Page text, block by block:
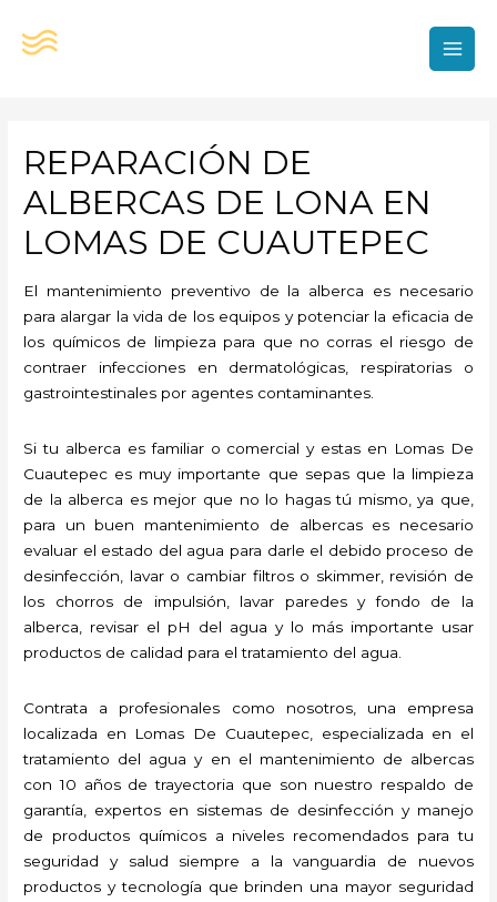
REPARACIÓN DE
ALBERCAS DE LONA EN
LOMAS DE CUAUTEPEC
El mantenimiento preventivo de la alberca es necesario
para alargar la vida de los equipos y potenciar la eficacia de
los químicos de limpieza para que no corras el riesgo de
contraer infecciones en dermatológicas, respiratorias o
gastrointestinales por agentes contaminantes.
Si tu alberca es familiar o comercial y estas en Lomas De
Cuautepec es muy importante que sepas que la limpieza
de la alberca es mejor que no lo hagas tú mismo, ya que,
para un buen mantenimiento de albercas es necesario
evaluar el estado del agua para darle el debido proceso de
desinfección, lavar o cambiar filtros o skimmer, revisión de
los chorros de impulsión, lavar paredes y fondo de la
alberca, revisar el pH del agua y lo más importante usar
productos de calidad para el tratamiento del agua.
Contrata a profesionales como nosotros, una empresa
localizada en Lomas De Cuautepec, especializada en el
tratamiento del agua y en el mantenimiento de albercas
con 10 años de trayectoria que son nuestro respaldo de
garantía, expertos en sistemas de desinfección y manejo
de productos químicos a niveles recomendados para tu
seguridad y salud siempre a la vanguardia de nuevos
productos y tecnología que brinden una mayor seguridad